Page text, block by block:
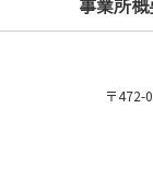
事業所
〒472-